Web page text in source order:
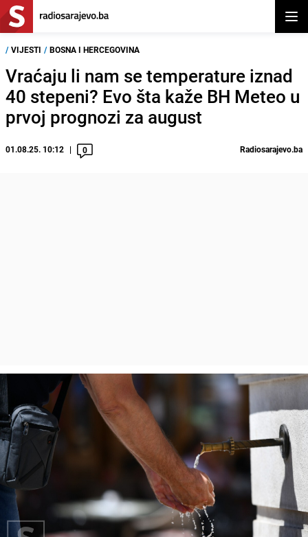
/ VIJESTI / BOSNA I HERCEGOVINA
Vraćaju li nam se temperature iznad
40 stepeni? Evo šta kaže BH Meteo u
prvoj prognozi za august
01.08.25. 10:12 0 Radiosarajevo.ba